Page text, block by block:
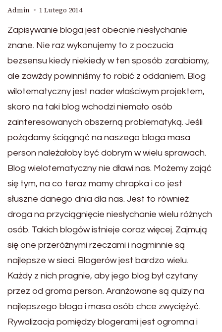
Admin 1 Lutego 2014
Zapisywanie bloga jest obecnie niesłychanie
znane. Nie raz wykonujemy to z poczucia
bezsensu kiedy niekiedy w ten sposób zarabiamy,
ale zawżdy powinniśmy to robić z oddaniem. Blog
wilotematyczny jest nader właściwym projektem,
skoro na taki blog wchodzi niemało osób
zainteresowanych obszerną problematyką. Jeśli
pożądamy ściągnąć na naszego bloga masa
person należałoby być dobrym w wielu sprawach.
Blog wielotematyczny nie dławi nas. Możemy zająć
się tym, na co teraz mamy chrapka i co jest
słuszne danego dnia dla nas. Jest to również
droga na przyciągnięcie niesłychanie wielu różnych
osób. Takich blogów istnieje coraz więcej. Zajmują
się one przeróżnymi rzeczami i nagminnie są
najlepsze w sieci. Blogerów jest bardzo wielu.
Każdy z nich pragnie, aby jego blog był czytany
przez od groma person. Aranżowane są quizy na
najlepszego bloga i masa osób chce zwyciężyć.
Rywalizacja pomiędzy blogerami jest ogromna i